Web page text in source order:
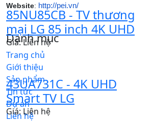
85NU85CB - TV thương
mại LG 85 inch 4K UHD
Giá: Liên hệ
43UA731C - 4K UHD
Smart TV LG
Giá: Liên hệ
Website: http://pei.vn/
Danh mục
Trang chủ
Giới thiệu
Sản phẩm
Tin tức
Dự án
Liên hệ